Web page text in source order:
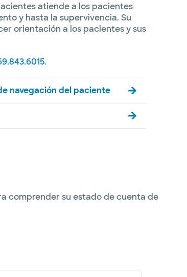
atiende a los pacientes
y hasta la supervivencia. Su
orientación a los pacientes y sus
.
navegación del paciente
comprender su estado de cuenta de